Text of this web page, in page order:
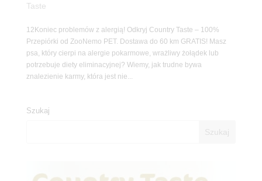
Taste
12Koniec problemów z alergią! Odkryj Country Taste – 100%
Przepiórki od ZooNemo PET. Dostawa do 60 km GRATIS! Masz
psa, który cierpi na alergie pokarmowe, wrażliwy żołądek lub
potrzebuje diety eliminacyjnej? Wiemy, jak trudne bywa
znalezienie karmy, która jest nie...
Szukaj